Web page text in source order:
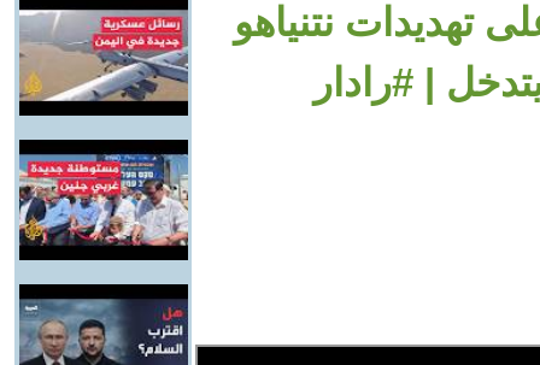
تهديدات نتنياهو
| #رادار